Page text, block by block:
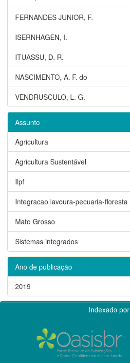
FERNANDES JUNIOR, F.
ISERNHAGEN, I.
ITUASSU, D. R.
NASCIMENTO, A. F. do
VENDRUSCULO, L. G.
Assunto
Agricultura
Agricultura Sustentável
Ilpf
Integracao lavoura-pecuaria-floresta
Mato Grosso
Sistemas integrados
Ano de publicação
2019
Indexado por